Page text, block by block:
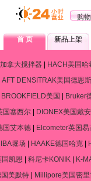
购
首 页 新品上架
拿大搅拌器
HACH美国哈
AFT DENSITRAK美国德恩斯
BROOKFIELD美国
Bruker
国塞西尔| DIONEX美国戴安
国艾本德|
Elcometer英国易
堀场 HAAKE德国哈克|
国凯恩 科尼卡KONIK
K-
美默特
Millipore美国密